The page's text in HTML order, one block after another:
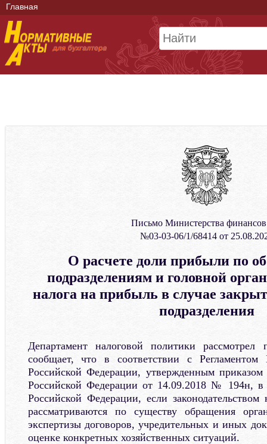
Главная
Письмо Министерства
№03-03-06/1/68414 от
О расчете доли прибыли по
подразделениям и головной
налога на прибыль в случае
подразделения
Департамент налоговой политики
сообщает, что в соответствии с Регламентом
Российской Федерации, утвержденным
Российской Федерации от 14.09.2018 № 194н, в
Российской Федерации, если
рассматриваются по существу обращения
экспертизы договоров, учредительных и иных
оценке конкретных хозяйственных ситуаций.